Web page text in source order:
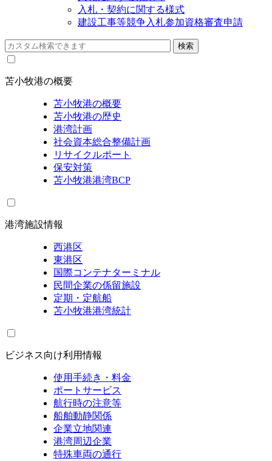
入札・契約に関する様式
建設工事等競争入札参加資格審査申請
苫小牧港の概要
苫小牧港の概要
苫小牧港の歴史
港湾計画
社会資本総合整備計画
リサイクルポート
保安対策
苫小牧港港湾BCP
港湾施設情報
西港区
東港区
国際コンテナターミナル
民間企業の係留施設
定期・定航船
苫小牧港港湾統計
ビジネス向け利用情報
使用手続き・料金
ポートサービス
航行時の注意等
船舶動静関係
企業立地関連
港湾周辺企業
特殊車両の通行